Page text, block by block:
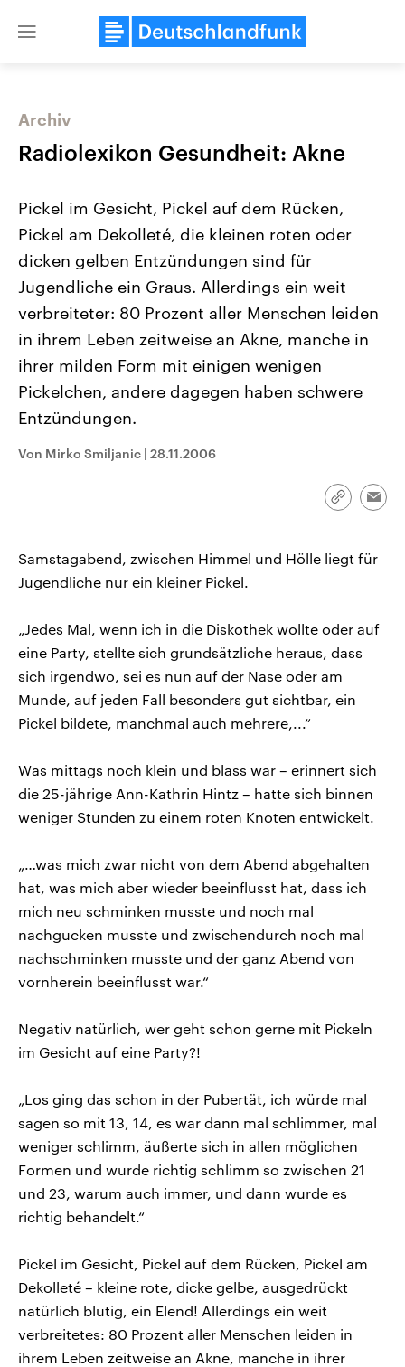
Close
Landtagswahl Sachsen-Anhalt
2026
Alle Informationen
Sachsen-Anhalt wählt am 6.
September 2026 einen neuen
Landtag. Seit 2021 wird das
Bundesland von einer Koalition aus
CDU, SPD und FDP regiert.-
Umfragen, Prognosen,
Wahlprogramme, aktuelle Berichte
und Hintergründe zu den Parteien
USA
Aktuelle Beiträge,
Hintergründe
Wirtschaftlich und
gehören die Vereinigten
den mächtigsten Ländern
mit großem Einfluss auf
Sendungen Programm
Archiv
Radiolexikon Gesundheit: Akne
Pickel im Gesicht, Pickel auf dem Rücken,
Pickel am Dekolleté, die kleinen roten oder
dicken gelben Entzündungen sind für
Jugendliche ein Graus. Allerdings ein weit
verbreiteter: 80 Prozent aller Menschen leiden
in ihrem Leben zeitweise an Akne, manche in
ihrer milden Form mit einigen wenigen
Pickelchen, andere dagegen haben schwere
Entzündungen.
Von Mirko Smiljanic | 28.11.2006
Link
Samstagabend, zwischen Himmel und Hölle liegt für
Jugendliche nur ein kleiner Pickel.
„Jedes Mal, wenn ich in die Diskothek wollte oder auf
eine Party, stellte sich grundsätzliche heraus, dass
sich irgendwo, sei es nun auf der Nase oder am
Munde, auf jeden Fall besonders gut sichtbar, ein
Pickel bildete, manchmal auch mehrere,...“
Was mittags noch klein und blass war – erinnert sich
die 25-jährige Ann-Kathrin Hintz – hatte sich binnen
weniger Stunden zu einem roten Knoten entwickelt.
„…was mich zwar nicht von dem Abend abgehalten
hat, was mich aber wieder beeinflusst hat, dass ich
mich neu schminken musste und noch mal
nachgucken musste und zwischendurch noch mal
nachschminken musste und der ganz Abend von
vornherein beeinflusst war.“
Negativ natürlich, wer geht schon gerne mit Pickeln
im Gesicht auf eine Party?!
„Los ging das schon in der Pubertät, ich würde mal
sagen so mit 13, 14, es war dann mal schlimmer, mal
weniger schlimm, äußerte sich in allen möglichen
Formen und wurde richtig schlimm so zwischen 21
und 23, warum auch immer, und dann wurde es
richtig behandelt.“
Pickel im Gesicht, Pickel auf dem Rücken, Pickel am
Dekolleté – kleine rote, dicke gelbe, ausgedrückt
natürlich blutig, ein Elend! Allerdings ein weit
verbreitetes: 80 Prozent aller Menschen leiden in
ihrem Leben zeitweise an Akne, manche in ihrer